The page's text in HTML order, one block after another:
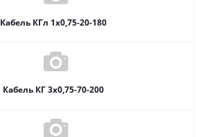
Кабель КГл 1х0,75-20-180
Кабель КГ 3х0,75-70-200